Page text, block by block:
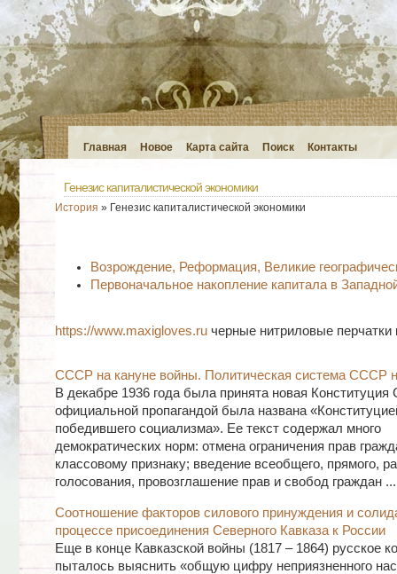
Главная Новое Карта сайта Поиск Контакты
Генезис капиталистической экономики
История » Генезис капиталистической экономики
Возрождение, Реформация, Великие
Первоначальное накопление капитала в
https://www.maxigloves.ruчерные нитриловые перчатки
СССР на кануне войны. Политическая система СССР
В декабре 1936 года была принята новая Конституция
официальной пропагандой была названа
победившего социализма». Ее текст содержал много
демократических норм: отмена ограничения прав
классовому признаку; введение всеобщего, прямого,
голосования, провозглашение прав и свобод граждан ...
Соотношение факторов силового принуждения и
процессе присоединения Северного Кавказа к России
Еще в конце Кавказской войны (1817 – 1864) русское
пыталось выяснить «общую цифру неприязненного